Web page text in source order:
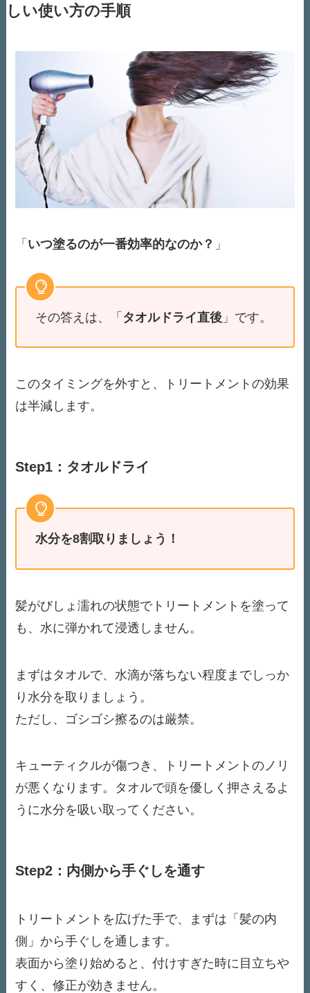
しい使い方の手順
「 いつ塗るのが一番効率的なのか？ 」
その答えは、「 タオルドライ直後 」です。
このタイミングを外すと、トリートメントの効果
は半減します。
Step1：タオルドライ
水分を8割取りましょう！
髪がびしょ濡れの状態でトリートメントを塗って
も、水に弾かれて浸透しません。
まずはタオルで、水滴が落ちない程度までしっか
り水分を取りましょう。
ただし、ゴシゴシ擦るのは厳禁。
キューティクルが傷つき、トリートメントのノリ
が悪くなります。タオルで頭を優しく押さえるよ
うに水分を吸い取ってください。
Step2：内側から手ぐしを通す
トリートメントを広げた手で、まずは「髪の内
側」から手ぐしを通します。
表面から塗り始めると、付けすぎた時に目立ちや
すく、修正が効きません。